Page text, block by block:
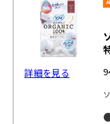
詳細を見る